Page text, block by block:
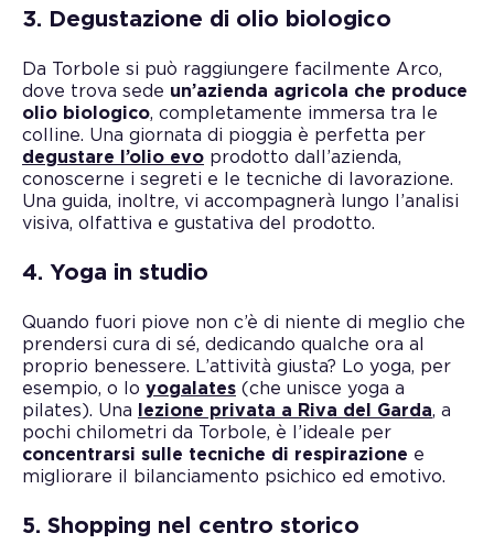
3. Degustazione di olio biologico
Da Torbole si può raggiungere facilmente Arco,
dove trova sede un’azienda agricola che produce
olio biologico, completamente immersa tra le
colline. Una giornata di pioggia è perfetta per
degustare l’olio evo prodotto dall’azienda,
conoscerne i segreti e le tecniche di lavorazione.
Una guida, inoltre, vi accompagnerà lungo l’analisi
visiva, olfattiva e gustativa del prodotto.
4. Yoga in studio
Quando fuori piove non c’è di niente di meglio che
prendersi cura di sé, dedicando qualche ora al
proprio benessere. L’attività giusta? Lo yoga, per
esempio, o lo yogalates (che unisce yoga a
pilates). Una
lezione privata a Riva del Garda, a
pochi chilometri da Torbole, è l’ideale per
concentrarsi sulle tecniche di respirazione e
migliorare il bilanciamento psichico ed emotivo.
5. Shopping nel centro storico